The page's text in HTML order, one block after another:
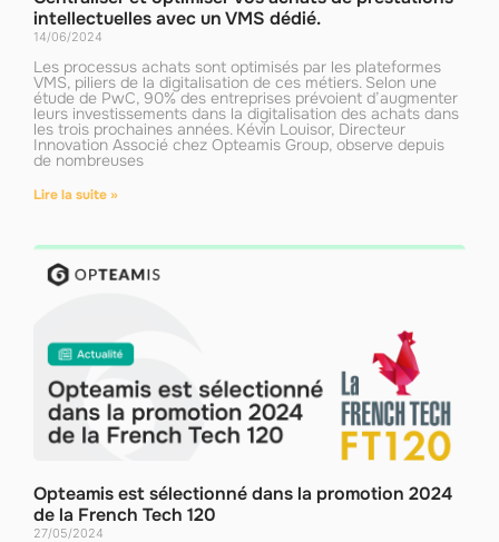
intellectuelles avec un VMS dédié.
14/06/2024
Les processus achats sont optimisés par les plateformes
VMS, piliers de la digitalisation de ces métiers. Selon une
étude de PwC, 90% des entreprises prévoient d’augmenter
leurs investissements dans la digitalisation des achats dans
les trois prochaines années. Kévin Louisor, Directeur
Innovation Associé chez Opteamis Group, observe depuis
de nombreuses
Lire la suite »
Opteamis est sélectionné dans la promotion 2024
de la French Tech 120
27/05/2024